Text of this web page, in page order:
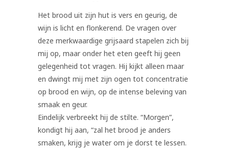
Het brood uit zijn hut is vers en geurig, de
wijn is licht en flonkerend. De vragen over
deze merkwaardige grijsaard stapelen zich bij
mij op, maar onder het eten geeft hij geen
gelegenheid tot vragen. Hij kijkt alleen maar
en dwingt mij met zijn ogen tot concentratie
op brood en wijn, op de intense beleving van
smaak en geur.
Eindelijk verbreekt hij de stilte. “Morgen”,
kondigt hij aan, “zal het brood je anders
smaken, krijg je water om je dorst te lessen.